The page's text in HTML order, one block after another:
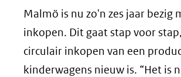
Malmö is nu zo'n zes jaar bezig
inkopen. Dit gaat stap voor
circulair inkopen van een
kinderwagens nieuw is. “Het is